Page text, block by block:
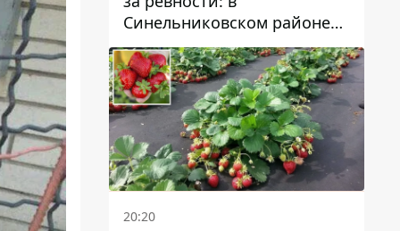
Синельниковском районе
задержали 49-летнего
мужчину за убийство
20:20